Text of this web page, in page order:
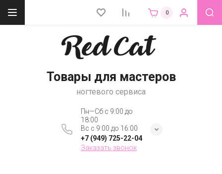
0
Товары для мастеров
ногтевого сервиса
Пн—Сб с 9:00 до
18:00
Вс с 9:00 до 16:00
+7 (949) 725-22-04
Заказать звонок